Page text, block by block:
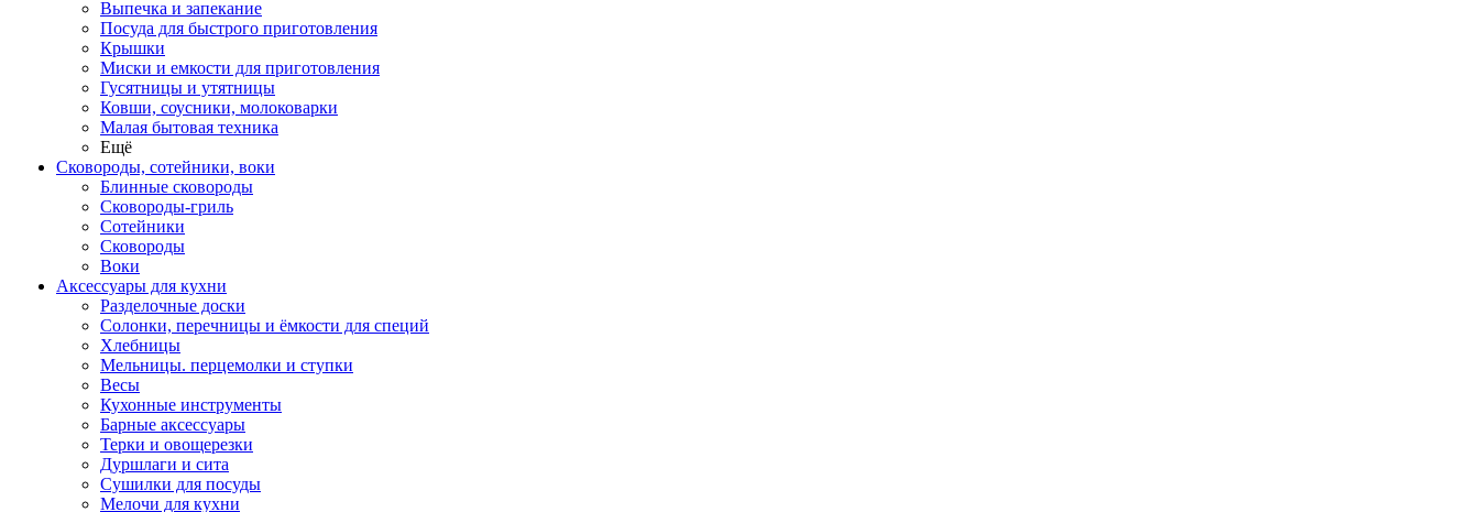
Выпечка и запекание
Посуда для быстрого приготовления
Крышки
Миски и емкости для приготовления
Гусятницы и утятницы
Ковши, соусники, молоковарки
Малая бытовая техника
Ещё
Сковороды, сотейники, воки
Блинные сковороды
Сковороды-гриль
Сотейники
Сковороды
Воки
Аксессуары для кухни
Разделочные доски
Солонки, перечницы и ёмкости для специй
Хлебницы
Мельницы. перцемолки и ступки
Весы
Кухонные инструменты
Барные аксессуары
Терки и овощерезки
Дуршлаги и сита
Сушилки для посуды
Мелочи для кухни